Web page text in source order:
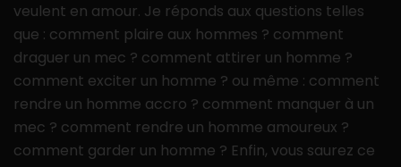
veulent en amour. Je réponds aux questions telles
que : comment plaire aux hommes ? comment
draguer un mec ? comment attirer un homme ?
comment exciter un homme ? ou même : comment
rendre un homme accro ? comment manquer à un
mec ? comment rendre un homme amoureux ?
comment garder un homme ? Enfin, vous saurez ce